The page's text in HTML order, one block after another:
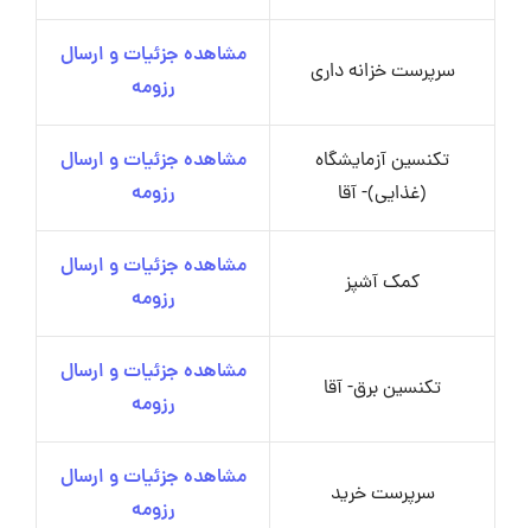
سرپرست خزانه داری
مشاهده جزئیات و ارسال
رزومه
تکنسین آزمایشگاه
(غذایی)- آقا
مشاهده جزئیات و ارسال
رزومه
کمک آشپز
مشاهده جزئیات و ارسال
رزومه
تکنسین برق- آقا
مشاهده جزئیات و ارسال
رزومه
سرپرست خرید
مشاهده جزئیات و ارسال
رزومه